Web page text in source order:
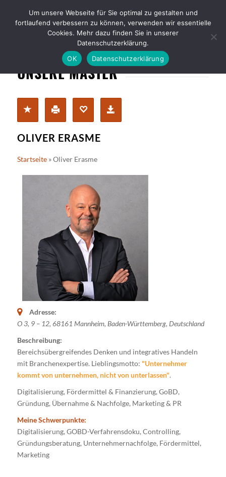
UNSERE MASTER
OLIVER ERASME
Startseite»Oliver Erasme
Adresse:
O 3, 9 – 12, 68161 Mannheim, Baden-Württemberg, Deutschland
Beschreibung:
Bereichsübergreifendes Denken und integratives Handeln
mit Branchenexpertise. Lieblingsmotto: "Unternehmer
kommt von unternehmen, nicht von unterlassen".
Digitalisierung, Fördermittel & Finanzierung, GoBD,
Gründung, Übernahme & Nachfolge, Marketing & PR
Meine Schwerpunkte:
Digitalisierung, GOBD-Verfahrensdoku, Controlling,
Gründungsberatung, Unternehmernachfolge, Fördermittel,
Marketing
Um unsere Webseite für Sie optimal zu gestalten und
fortlaufend verbessern zu können, verwenden wir essentielle
Cookies. Mehr dazu finden Sie in unserer
Datenschutzerklärung.
OK
Datenschutzerklärung